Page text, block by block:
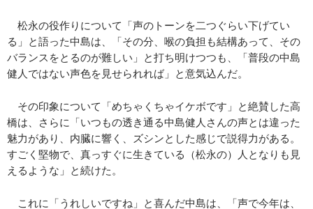
松永の役作りについて「声のトーンを二つぐらい下げてい
る」と語った中島は、「その分、喉の負担も結構あって、その
バランスをとるのが難しい」と打ち明けつつも、「普段の中島
健人ではない声色を見せられれば」と意気込んだ。
その印象について「めちゃくちゃイケボです」と絶賛した高
橋は、さらに「いつもの透き通る中島健人さんの声とは違った
魅力があり、内臓に響く、ズシンとした感じで説得力がある。
すごく堅物で、真っすぐに生きている（松永の）人となりも見
えるような」と続けた。
これに「うれしいですね」と喜んだ中島は、「声で今年は、